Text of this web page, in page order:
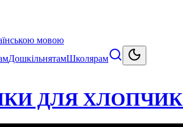
мовою
ДошкільнятамШколярам
ДЛЯ